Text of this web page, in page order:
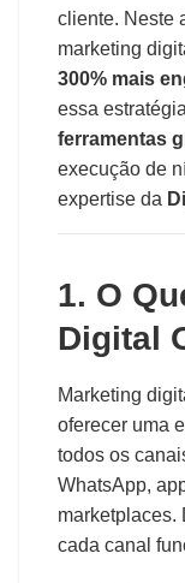
Admin 📅
cliente. Neste
marketing
300% mais
essa
ferramentas
execução de
expertise da
1. O
Digital
Marketing
oferecer uma
todos os
WhatsApp,
marketplaces.
cada canal